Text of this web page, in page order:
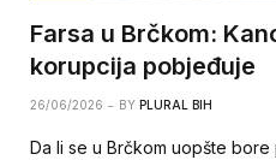
Farsa u Brčkom:
korupcija pobjeđuje
26/06/2026 BY PLURAL BIH
Da li se u Brčkom uopšte